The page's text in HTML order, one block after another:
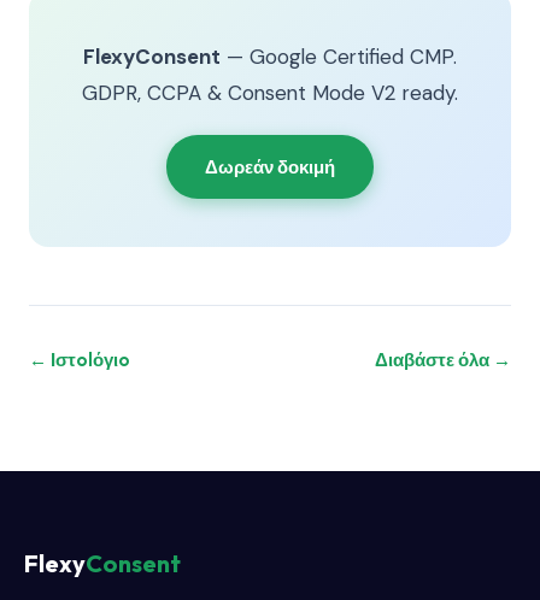
FlexyConsent — Google Certified CMP.
GDPR, CCPA & Consent Mode V2 ready.
Δωρεάν δοκιμή
← Ιστolόγιo Διαβάστε όλα →
FlexyConsent